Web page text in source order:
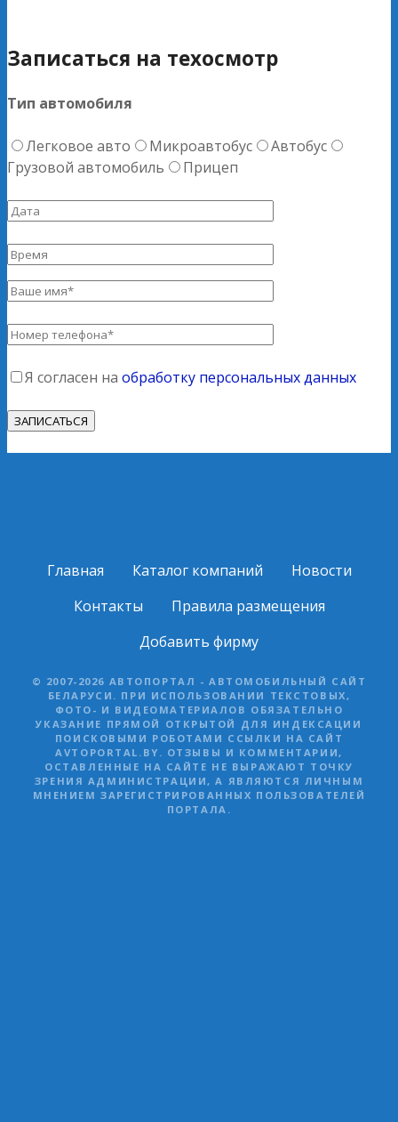
Записаться на техосмотр
Тип автомобиля
Легковое авто Микроавтобус
Автобус
Грузовой автомобиль
Прицеп
Я согласен на обработку персональных данных
Главная Каталог компаний
Новости
Контакты
Правила размещения
Добавить фирму
© 2007-2026 АВТОПОРТАЛ - АВТОМОБИЛЬНЫЙ САЙТ
БЕЛАРУСИ. ПРИ ИСПОЛЬЗОВАНИИ ТЕКСТОВЫХ,
ФОТО- И ВИДЕОМАТЕРИАЛОВ ОБЯЗАТЕЛЬНО
УКАЗАНИЕ ПРЯМОЙ ОТКРЫТОЙ ДЛЯ ИНДЕКСАЦИИ
ПОИСКОВЫМИ РОБОТАМИ ССЫЛКИ НА САЙТ
AVTOPORTAL.BY. ОТЗЫВЫ И КОММЕНТАРИИ,
ОСТАВЛЕННЫЕ НА САЙТЕ НЕ ВЫРАЖАЮТ ТОЧКУ
ЗРЕНИЯ АДМИНИСТРАЦИИ, А ЯВЛЯЮТСЯ ЛИЧНЫМ
МНЕНИЕМ ЗАРЕГИСТРИРОВАННЫХ ПОЛЬЗОВАТЕЛЕЙ
ПОРТАЛА.